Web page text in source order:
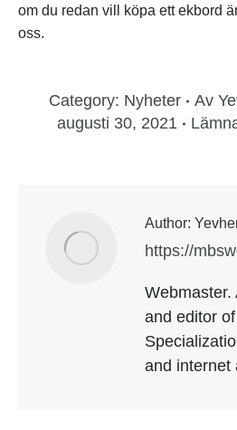
om du redan vill köpa ett ekbord
oss.
Category: Nyheter Av
augusti 30, 2021
Author:
https://
Webmaster.
and editor
and internet